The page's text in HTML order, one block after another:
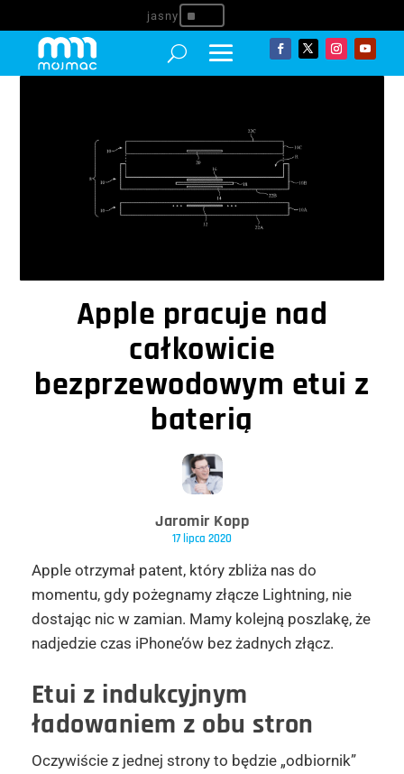
^
Apple pracuje nad
całkowicie
bezprzewodowym etui z
baterią
Jaromir Kopp
17 lipca 2020
Apple otrzymał patent, który zbliża nas do
momentu, gdy pożegnamy złącze Lightning, nie
dostając nic w zamian. Mamy kolejną poszlakę, że
nadjedzie czas iPhone’ów bez żadnych złącz.
Etui z indukcyjnym
ładowaniem z obu stron
Oczywiście z jednej strony to będzie „odbiornik”